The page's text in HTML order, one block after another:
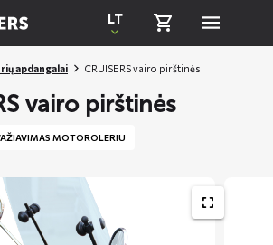
LT
apdangalai CRUISERS vairo pirštinės
vairo pirštinės
MOTOROLERIU